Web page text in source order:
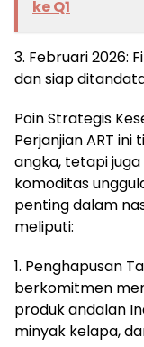
ke Q1
3. Februari 2026:
dan siap
Poin Strategis
Perjanjian ART
angka, tetapi
komoditas
penting dalam
meliputi:
1. Penghapusan
berkomitmen
produk andalan
minyak kelapa,